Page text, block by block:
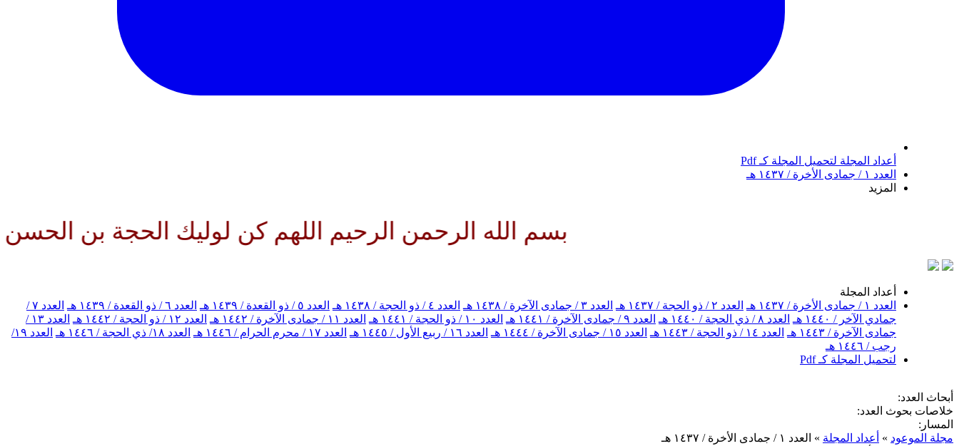
أعداد المجلة لتحميل المجلة كـ Pdf
العدد ١ / جمادى الأخرة / ١٤٣٧ هـ
المزيد
بسم الله الرحمن الرحيم اللهم كن لوليك الحجة بن الحسن صلواتك
أعداد المجلة
العدد ١ / جمادى الأخرة / ١٤٣٧ هـ
العدد ٢ / ذو الحجة / ١٤٣٧ هـ العدد ٣ / جمادى الآخرة / ١٤٣٨ هـ العدد ٤ / ذو الحجة / ١٤٣٨ هـ العدد ٥ / ذو القعدة / ١٤٣٩ هـ العدد ٦ / ذو القعدة / ١٤٣٩ هـ
العدد ٧ /
جمادي الآخر / ١٤٤٠ هـ
العدد ٨ / ذي الحجة / ١٤٤٠ هـ العدد ٩ / جمادى الآخرة / ١٤٤١ هـ العدد ١٠ / ذو الحجة / ١٤٤١ هـ العدد ١١ / جمادى الآخرة / ١٤٤٢ هـ العدد ١٢ / ذو الحجة / ١٤٤٢ هـ
العدد ١٣ /
جمادى الآخرة / ١٤٤٣ هـ
العدد ١٤ / ذو الحجة / ١٤٤٣ هـ العدد ١٥ / جمادى الآخرة / ١٤٤٤ هـ العدد ١٦ / ربيع الأول / ١٤٤٥ هـ العدد ١٧ / محرم الحرام / ١٤٤٦ هـ العدد ١٨/ ذي الحجة / ١٤٤٦ هـ
العدد ١٩/
رجب / ١٤٤٦ هـ
لتحميل المجلة كـ Pdf
أبحاث العدد:
خلاصات بحوث العدد:
المسار:
مجلة الموعود » أعداد المجلة » العدد ١ / جمادى الأخرة / ١٤٣٧ هـ